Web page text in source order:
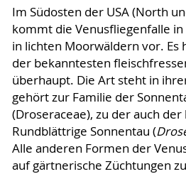
Im Südosten der USA (North
kommt die Venusfliegenfalle
in lichten Moorwäldern vor. Es
der bekanntesten
überhaupt. Die Art steht in
gehört zur Familie der
(Droseraceae), zu der auch
Rundblättrige Sonnentau (
Alle anderen Formen der
auf gärtnerische Züchtungen